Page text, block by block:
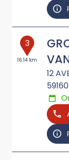
3
16.14 km
12
59160